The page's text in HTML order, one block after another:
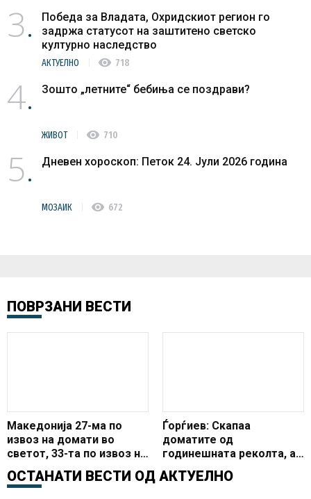
3
Победа за Владата, Охридскиот регион го
задржа статусот на заштитено светско
културно наследство
АКТУЕЛНО visibility 718
4 Зошто „летните“ бебиња се поздрави?
ЖИВОТ visibility 710
5 Дневен хороскоп: Петок 24. Јули 2026 година
МОЗАИК visibility 672
ПОВРЗАНИ ВЕСТИ
Македонија 27-ма по
извоз на домати во
светот, 33-та по извоз на
Ѓорѓиев: Скапаа
доматите од
годинешната реколта, а
успеаја да испорачаат
ОСТАНАТИ ВЕСТИ ОД АКТУЕЛНО